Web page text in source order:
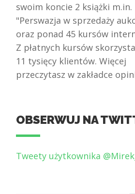
swoim koncie 2 książki m.in.
"Perswazja w sprzedaży
oraz ponad 45 kursów
Z płatnych kursów
11 tysięcy klientów. Więcej
przeczytasz w zakładce
OBSERWUJ NA
Tweety użytkownika